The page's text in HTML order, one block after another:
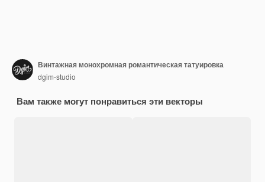
Винтажная монохромная романтическая татуировка
dgim-studio
Вам также могут понравиться эти векторы